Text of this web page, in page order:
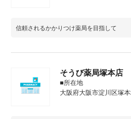
信頼されるかかりつけ薬局を目指して
そうび薬局塚本店
■所在地
大阪府大阪市淀川区塚